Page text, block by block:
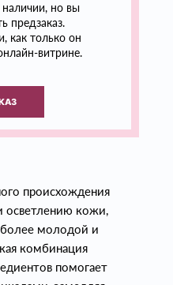
наличии, но вы
предзаказ.
как только он
витрине.
происхождения
осветлению кожи,
более молодой и
комбинация
помогает